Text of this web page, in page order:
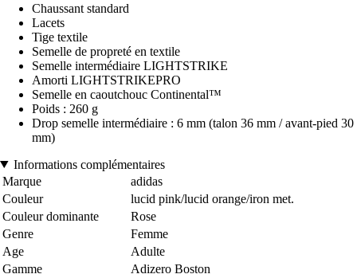
Chaussant standard
Lacets
Tige textile
Semelle de propreté en textile
Semelle intermédiaire LIGHTSTRIKE
Amorti LIGHTSTRIKEPRO
Semelle en caoutchouc Continental™
Poids : 260 g
Drop semelle intermédiaire : 6 mm (talon 36 mm / avant-pied 30
mm)
Informations complémentaires
Marque
adidas
Couleur
lucid pink/lucid orange/iron met.
Couleur dominante
Rose
Genre
Femme
Age
Adulte
Gamme
Adizero Boston